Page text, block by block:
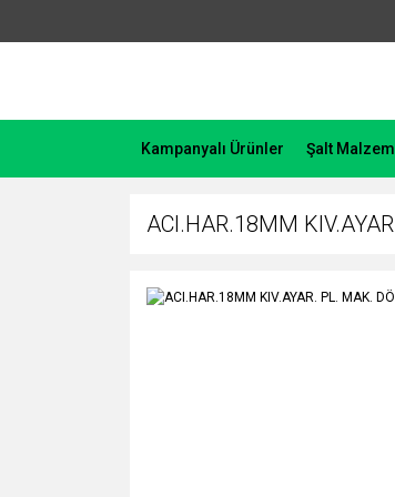
Kampanyalı Ürünler Şalt
ACI.HAR.18MM